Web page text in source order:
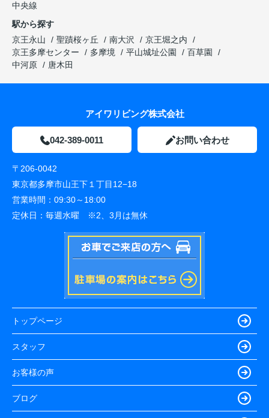
中央線
駅から探す
京王永山
聖蹟桜ヶ丘 南大沢
京王堀之内
京王多摩センター
多摩境 平山城址公園
百草園
中河原
唐木田
アイワリビング株式会社
042-389-0011 お問い合わせ
〒206-0042
東京都多摩市山王下１丁目12−18
営業時間： 09:30～18:00
定休日： 毎週水曜 ※2、3月は無休
トップページ
スタッフ
お客様の声
ブログ